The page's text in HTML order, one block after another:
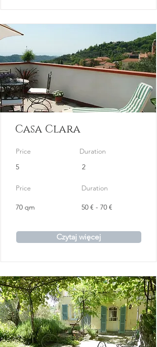
Casa Clara
Price
5
Price
70 qm
Duration
2
Duration
50 € - 70 €
Czytaj więcej